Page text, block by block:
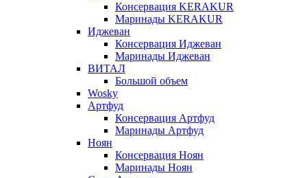
Консервация KERAKUR
Маринады KERAKUR
Иджеван
Консервация Иджеван
Маринады Иджеван
ВИТАЛ
Большой объем
Wosky
Артфуд
Консервация Артфуд
Маринады Артфуд
Ноян
Консервация Ноян
Маринады Ноян